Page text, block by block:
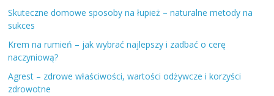
Skuteczne domowe sposoby na łupież – naturalne metody na
sukces
Krem na rumień – jak wybrać najlepszy i zadbać o cerę
naczyniową?
Agrest – zdrowe właściwości, wartości odżywcze i korzyści
zdrowotne